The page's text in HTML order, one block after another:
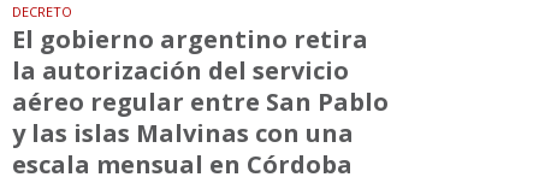
DECRETO
El gobierno argentino retira
la autorización del servicio
aéreo regular entre San Pablo
y las islas Malvinas con una
escala mensual en Córdoba